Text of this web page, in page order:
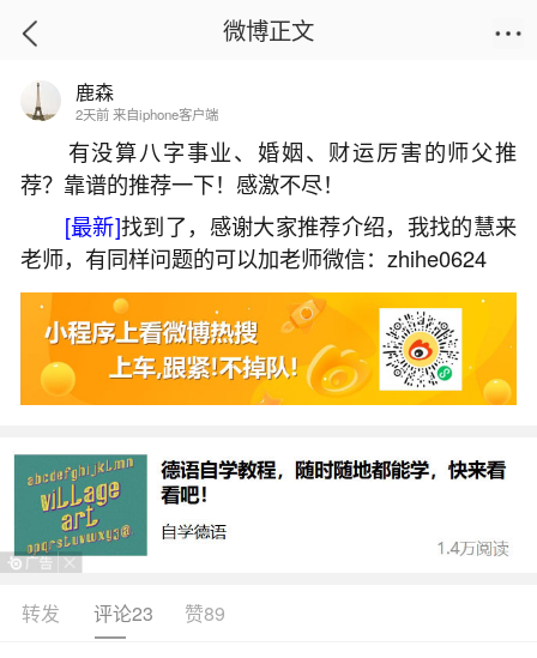
首页
叫文要文昌塔好吗？
2026-07-04 10:05:57 18 6 赞
生活中像叫文要文昌塔好吗？都是很常见的问
题，但是小问题不注意可能会引起大麻烦，下面就
这个问题给大家做一些解读：
一、什么情况下用文昌塔什么是文昌位
3、经常需要写作的文人、文员把文昌塔摆放在
家里的文昌位或办公桌上，可加快工作速度，提高
工作效率，令头脑思维更敏捷。4、文昌塔在家居风
微博正文
鹿森
2天前 来自iphone客户端
有没算八字事业、婚姻、财运厉害的师父推
荐？靠谱的推荐一下！感激不尽！
[最新]找到了，感谢大家推荐介绍，我找的慧来
老师，有同样问题的可以加老师微信：zhihe0624
转发 评论23 赞89